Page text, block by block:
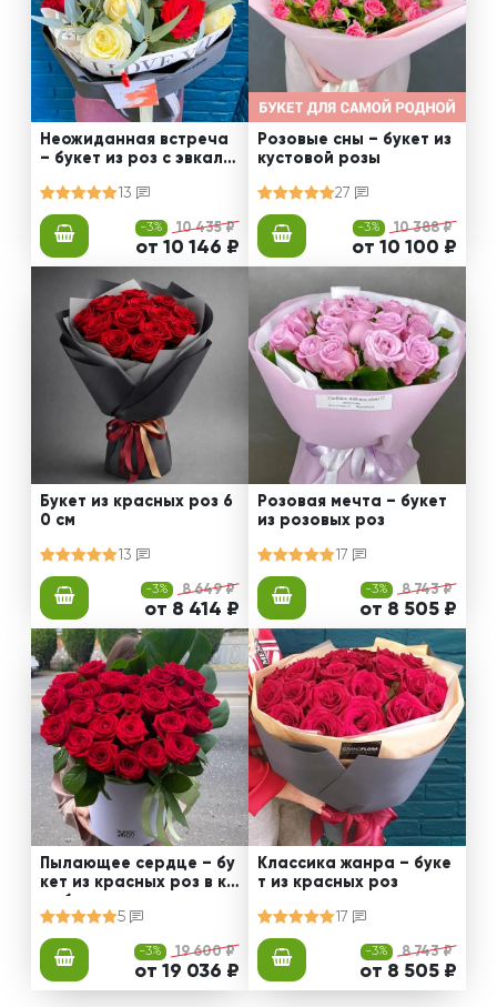
Неожиданная встреча
– букет из роз с эвкали
13
-3% 10 435 ₽
от 10 146 ₽
Розовые сны – букет из
кустовой розы
27
-3% 10 388 ₽
от 10 100 ₽
Букет из красных роз 6
0 см
13
-3% 8 649 ₽
от 8 414 ₽
Розовая мечта – букет
из розовых роз
17
-3% 8 743 ₽
от 8 505 ₽
Пылающее сердце – бу
кет из красных роз в ко
робке
5
-3% 19 600 ₽
от 19 036 ₽
Классика жанра – буке
т из красных роз
17
-3% 8 743 ₽
от 8 505 ₽